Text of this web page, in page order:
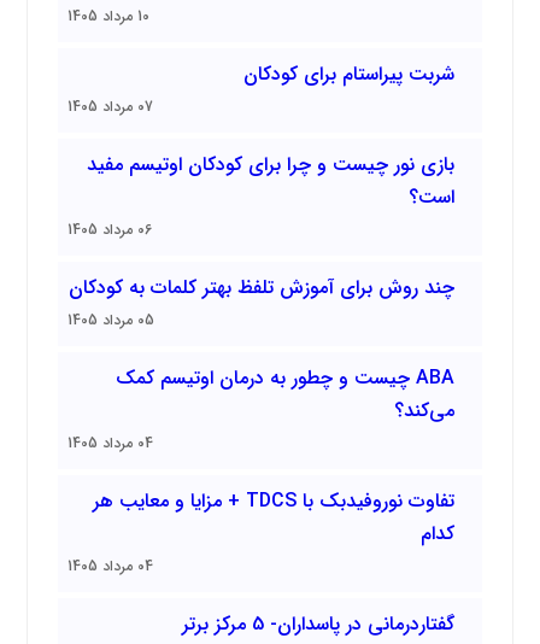
10 مرداد 1405
شربت پیراستام برای کودکان
07 مرداد 1405
بازی نور چیست و چرا برای کودکان اوتیسم مفید
است؟
06 مرداد 1405
چند روش برای آموزش تلفظ بهتر کلمات به کودکان
05 مرداد 1405
ABA چیست و چطور به درمان اوتیسم کمک
می‌کند؟
04 مرداد 1405
تفاوت نوروفیدبک با TDCS + مزایا و معایب هر
کدام
04 مرداد 1405
گفتاردرمانی در پاسداران- 5 مرکز برتر